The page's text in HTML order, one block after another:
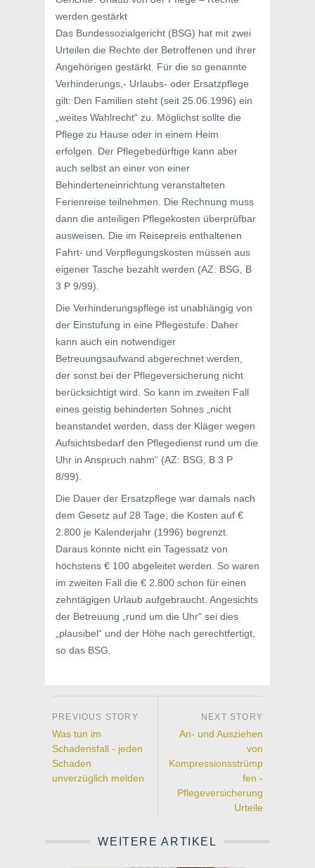
werden gestärkt
Das Bundessozialgericht (BSG) hat mit zwei
Urteilen die Rechte der Betroffenen und ihrer
Angehörigen gestärkt. Für die so genannte
Verhinderungs,- Urlaubs- oder Ersatzpflege
gilt: Den Familien steht (seit 25.06.1996) ein
„weites Wahlrecht“ zu. Möglichst sollte die
Pflege zu Hause oder in einem Heim
erfolgen. Der Pflegebedürftige kann aber
auch selbst an einer von einer
Behinderteneinrichtung veranstalteten
Ferienreise teilnehmen. Die Rechnung muss
dann die anteiligen Pflegekosten überprüfbar
ausweisen. Die im Reisepreis enthaltenen
Fahrt- und Verpflegungskosten müssen aus
eigener Tasche bezahlt werden (AZ: BSG, B
3 P 9/99).
Die Verhinderungspflege ist unabhängig von
der Einstufung in eine Pflegestufe. Daher
kann auch ein notwendiger
Betreuungsaufwand abgerechnet werden,
der sonst bei der Pflegeversicherung nicht
berücksichtigt wird. So kann im zweiten Fall
eines geistig behinderten Sohnes „nicht
beanstandet werden, dass der Kläger wegen
Aufsichtsbedarf den Pflegedienst rund um die
Uhr in Anspruch nahm“ (AZ: BSG, B 3 P
8/99).
Die Dauer der Ersatzpflege war damals nach
dem Gesetz auf 28 Tage, die Kosten auf €
2.800 je Kalenderjahr (1996) begrenzt.
Daraus konnte nicht ein Tagessatz von
höchstens € 100 abgeleitet werden. So waren
im zweiten Fall die € 2.800 schon für einen
zehntägigen Urlaub aufgebraucht. Angesichts
der Betreuung „rund um die Uhr“ sei dies
„plausibel“ und der Höhe nach gerechtfertigt,
so das BSG.
Was tun im
Schadensfall - jeden
Schaden
unverzüglich melden
An- und Ausziehen
von
Kompressionsstrümp
fen -
Pflegeversicherung
Urteile
WEITERE ARTIKEL